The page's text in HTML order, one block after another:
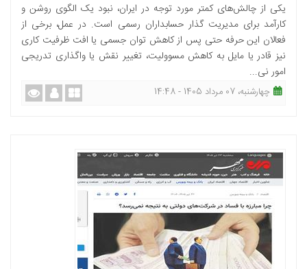
یکی از چالش‌های کمتر مورد توجه در ایران، نبود یک الگوی روشن و
کارآمد برای مدیریت گذار حسابداران رسمی است. در عمل، برخی از
فعالان این حرفه حتی پس از کاهش توان جسمی یا افت ظرفیت کاری
نیز قادر یا مایل به کاهش مسوولیت، تغییر نقش یا واگذاری تدریجی
امور نی...
چهارشنبه، 07 مرداد 1405 - 14:48